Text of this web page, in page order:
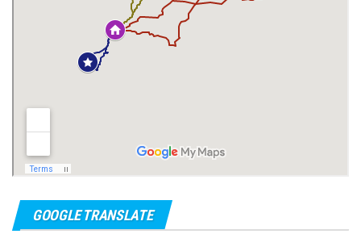
GOOGLE TRANSLATE